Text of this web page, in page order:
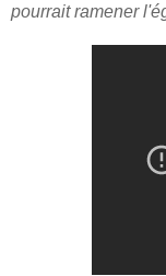
pourrait ramener